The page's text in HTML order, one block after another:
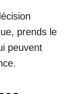
prends le
peuvent